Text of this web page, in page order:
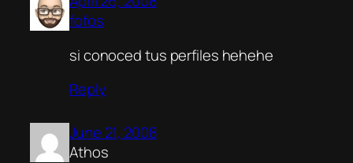
fofos
si conoced tus perfiles hehehe
Reply
June 21, 2008
Athos